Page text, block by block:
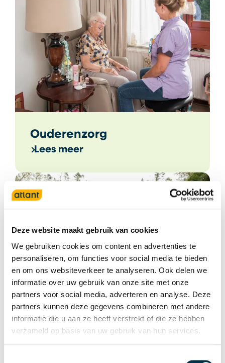
Deze website maakt gebruik van cookies
We gebruiken cookies om content en advertenties te
personaliseren, om functies voor social media te bieden
en om ons websiteverkeer te analyseren. Ook delen we
informatie over uw gebruik van onze site met onze
partners voor social media, adverteren en analyse. Deze
partners kunnen deze gegevens combineren met andere
informatie die u aan ze heeft verstrekt of die ze hebben
verzameld op basis van uw gebruik van hun services.
Ouderenzorg
Lees meer
Dementie